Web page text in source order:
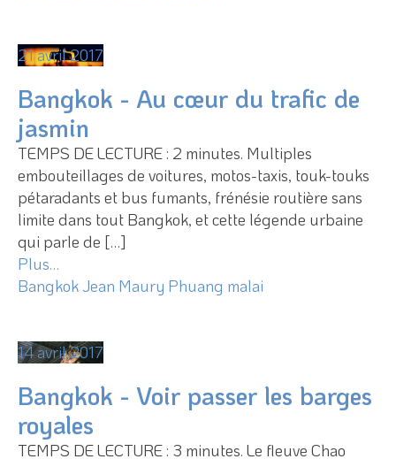
21 avril 2017
Bangkok - Au cœur du trafic de
jasmin
TEMPS DE LECTURE : 2 minutes. Multiples
embouteillages de voitures, motos-taxis, touk-touks
pétaradants et bus fumants, frénésie routière sans
limite dans tout Bangkok, et cette légende urbaine
qui parle de […]
Plus…
BangkokJean Maury Phuang malai
14 avril 2017
Bangkok - Voir passer les barges
royales
TEMPS DE LECTURE : 3 minutes. Le fleuve Chao